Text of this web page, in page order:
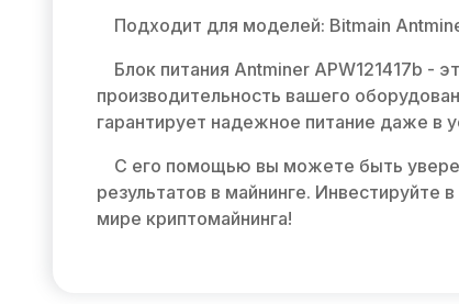
Подходит для моделей: Bitmain
Блок питания Antminer APW121417b
производительность вашего
гарантирует надежное питание даже в
С его помощью вы можете быть
результатов в майнинге. Инвестируйте
мире криптомайнинга!